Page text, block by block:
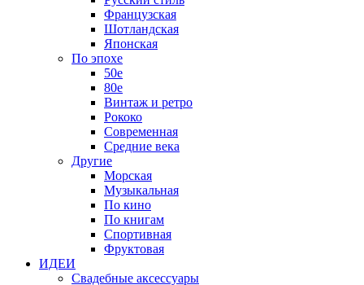
Французская
Шотландская
Японская
По эпохе
50е
80е
Винтаж и ретро
Рококо
Современная
Средние века
Другие
Морская
Музыкальная
По кино
По книгам
Спортивная
Фруктовая
ИДЕИ
Свадебные аксессуары